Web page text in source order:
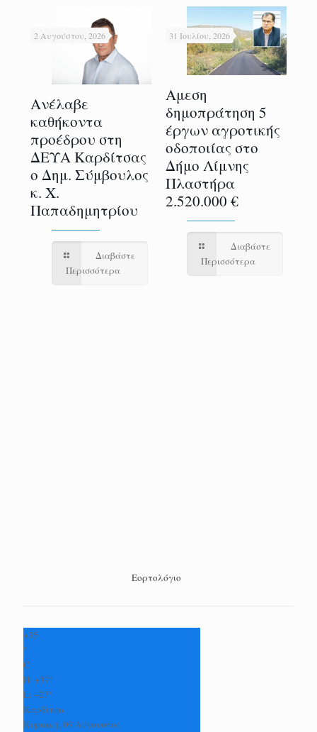
2 Αυγούστου, 2026
Ανέλαβε
καθήκοντα
προέδρου στη
ΔΕΥΑ Καρδίτσας
ο Δημ. Σύμβουλος
κ. Χ.
Παπαδημητρίου
Διαβάστε
Περισσότερα
31 Ιουλίου, 2026
Αμεση
δημοπράτηση 5
έργων αγροτικής
οδοποιίας στο
Δήμο Λίμνης
Πλαστήρα
2.520.000 €
Διαβάστε
Περισσότερα
Εορτολόγιο
+35
°
C
H: +37°
L: +27°
Καρδίτσα
Κυριακή, 09 Αύγουστος